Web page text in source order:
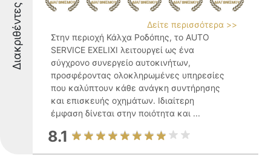
Διακριθέντες
Δείτε περισσότερα >>
Στην περιοχή Κάλχα Ροδόπης, το AUTO
SERVICE EXELIXI λειτουργεί ως ένα
σύγχρονο συνεργείο αυτοκινήτων,
προσφέροντας ολοκληρωμένες υπηρεσίες
που καλύπτουν κάθε ανάγκη συντήρησης
και επισκευής οχημάτων. Ιδιαίτερη
έμφαση δίνεται στην ποιότητα και ...
8.1